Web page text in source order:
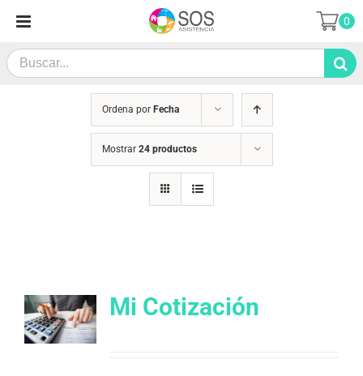
contenido
Search
for:
0
Ordena por Fecha
Mostrar 24 productos
Mi Cotización